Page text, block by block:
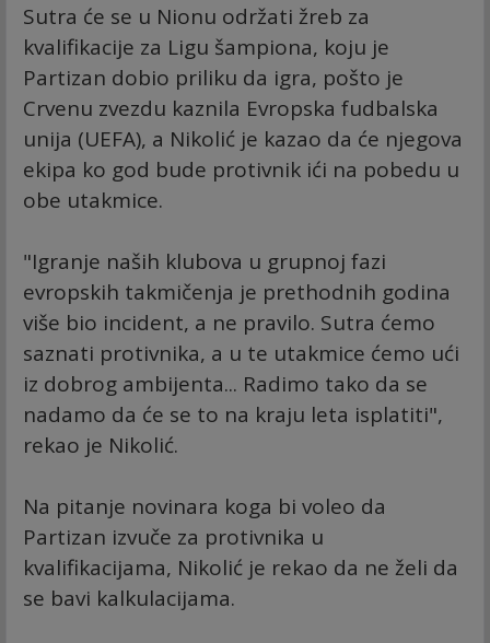
Sutra će se u Nionu održati žreb za
kvalifikacije za Ligu šampiona, koju je
Partizan dobio priliku da igra, pošto je
Crvenu zvezdu kaznila Evropska fudbalska
unija (UEFA), a Nikolić je kazao da će njegova
ekipa ko god bude protivnik ići na pobedu u
obe utakmice.
"Igranje naših klubova u grupnoj fazi
evropskih takmičenja je prethodnih godina
više bio incident, a ne pravilo. Sutra ćemo
saznati protivnika, a u te utakmice ćemo ući
iz dobrog ambijenta... Radimo tako da se
nadamo da će se to na kraju leta isplatiti",
rekao je Nikolić.
Na pitanje novinara koga bi voleo da
Partizan izvuče za protivnika u
kvalifikacijama, Nikolić je rekao da ne želi da
se bavi kalkulacijama.